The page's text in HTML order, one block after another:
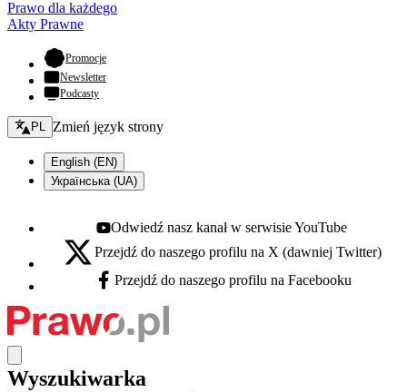
Prawo dla każdego
Akty Prawne
Promocje- otwiera się w nowej karcie
Newsletter
Podcasty
Zmień język - bieżący:
PL Zmień język strony
English (EN)
Українська (UA)
Youtube - otwiera się w nowej karcie
Odwiedź nasz kanał w serwisie YouTube
X - otwiera się w nowej karcie
Przejdź do naszego profilu na X (dawniej Twitter)
Facebook - otwiera się w nowej karcie
Przejdź do naszego profilu na Facebooku
Wyszukiwarka